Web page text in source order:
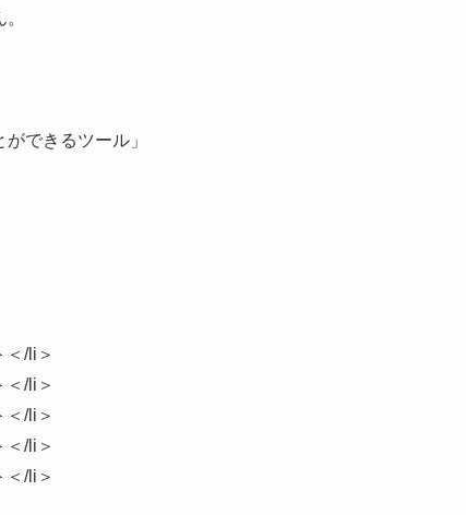
できるツール」
＜/li＞
＜/li＞
＜/li＞
＜/li＞
＜/li＞